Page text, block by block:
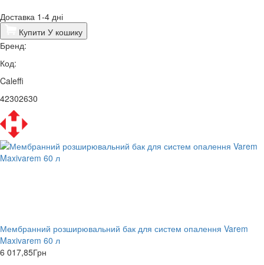
Доставка 1-4 дні
Купити У кошику
Бренд:
Код:
Caleffi
42302630
Мембранний розширювальний бак для систем опалення Varem
Maxivarem 60 л
6 017,85Грн